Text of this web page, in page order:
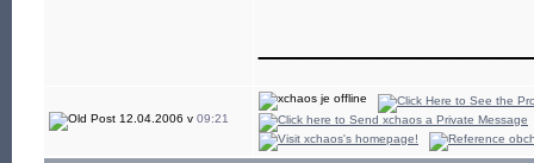
12.04.2006 v 09:21